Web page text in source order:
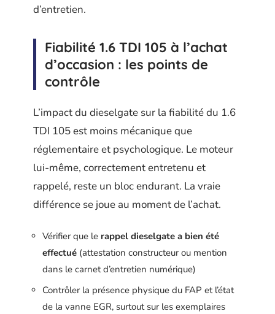
d’entretien.
Fiabilité 1.6 TDI 105 à l’achat
d’occasion : les points de
contrôle
L’impact du dieselgate sur la fiabilité du 1.6
TDI 105 est moins mécanique que
réglementaire et psychologique. Le moteur
lui-même, correctement entretenu et
rappelé, reste un bloc endurant. La vraie
différence se joue au moment de l’achat.
Vérifier que le rappel dieselgate a bien été
effectué (attestation constructeur ou mention
dans le carnet d’entretien numérique)
Contrôler la présence physique du FAP et l’état
de la vanne EGR, surtout sur les exemplaires